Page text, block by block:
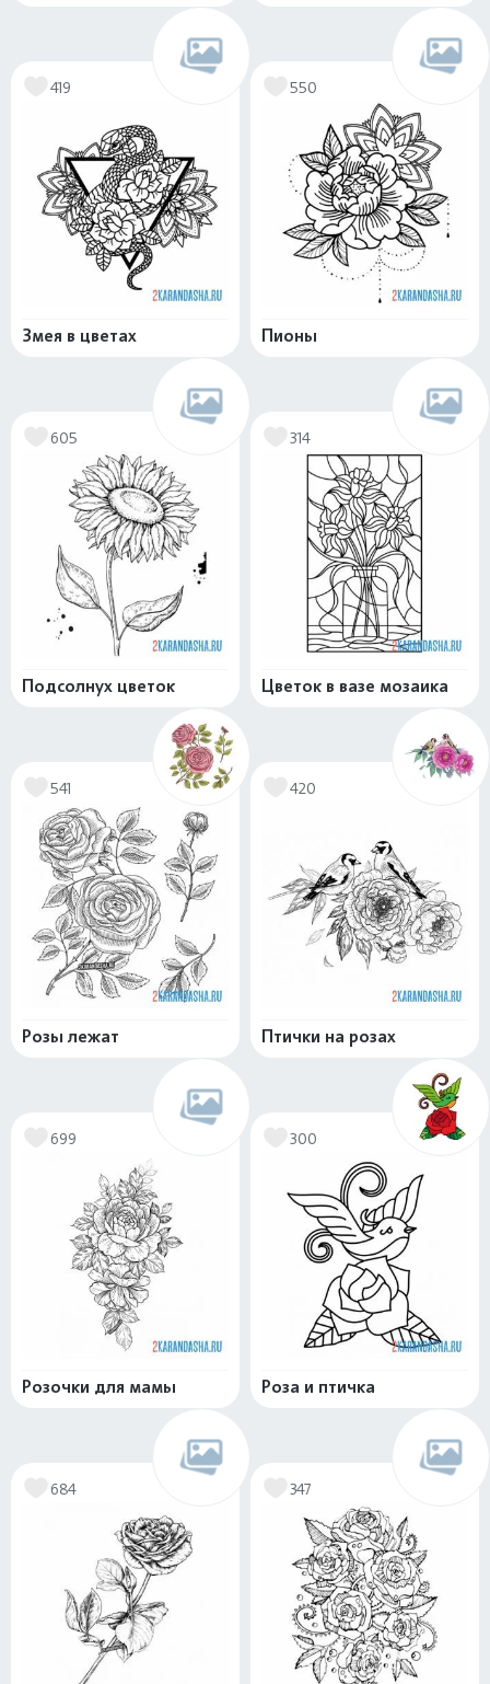
419
Змея в цветах
550
Пионы
605
Подсолнух цветок
314
Цветок в вазе мозаика
541
Розы лежат
420
Птички на розах
699
Розочки для мамы
300
Роза и птичка
684 347